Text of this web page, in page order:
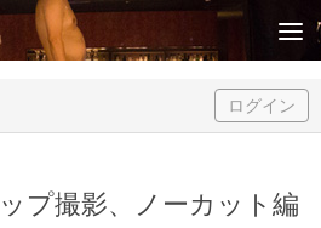
ログイン
プ撮影、ノーカット編